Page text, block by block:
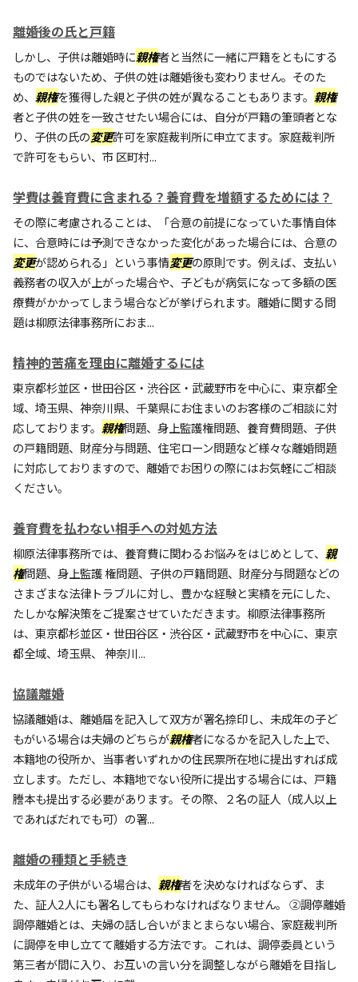
離婚後の氏と戸籍
しかし、子供は離婚時に親権者と当然に一緒に戸籍をともにする
ものではないため、子供の姓は離婚後も変わりません。そのた
め、 親権を獲得した親と子供の姓が異なることもあります。 親権
者と子供の姓を一致させたい場合には、自分が戸籍の筆頭者とな
り、子供の氏の変更許可を家庭裁判所に申立てます。家庭裁判所
で許可をもらい、市 区町村...
学費は養育費に含まれる？養育費を増額するためには？
その際に考慮されることは、「合意の前提になっていた事情自体
に、合意時には予測できなかった変化があった場合には、合意の
変更が認められる」という事情変更の原則です。例えば、支払い
義務者の収入が上がった場合や、子どもが病気になって多額の医
療費がかかってしまう場合などが挙げられます。離婚に関する問
題は柳原法律事務所におま...
精神的苦痛を理由に離婚するには
東京都杉並区・世田谷区・渋谷区・武蔵野市を中心に、東京都全
域、埼玉県、神奈川県、千葉県にお住まいのお客様のご相談に対
応しております。 親権問題、身上監護権問題、養育費問題、子供
の戸籍問題、財産分与問題、住宅ローン問題など様々な離婚問題
に対応しておりますので、離婚でお困りの際にはお気軽にご相談
ください。
養育費を払わない相手への対処方法
柳原法律事務所では、養育費に関わるお悩みをはじめとして、 親
権問題、身上監護 権問題、子供の戸籍問題、財産分与問題などの
さまざまな法律トラブルに対し、豊かな経験と実績を元にした、
たしかな解決策をご提案させていただきます。柳原法律事務所
は、東京都杉並区・世田谷区・渋谷区・武蔵野市を中心に、東京
都全域、埼玉県、 神奈川...
協議離婚
協議離婚は、離婚届を記入して双方が署名捺印し、未成年の子ど
もがいる場合は夫婦のどちらが親権者になるかを記入した上で、
本籍地の役所か、当事者いずれかの住民票所在地に提出すれば成
立します。ただし、本籍地でない役所に提出する場合には、戸籍
謄本も提出する必要があります。その際、２名の証人（成人以上
であればだれでも可）の署...
離婚の種類と手続き
未成年の子供がいる場合は、 親権者を決めなければならず、ま
た、証人2人にも署名してもらわなければなりません。 ②調停離婚
調停離婚とは、夫婦の話し合いがまとまらない場合、家庭裁判所
に調停を申し立てて離婚する方法です。これは、調停委員という
第三者が間に入り、お互いの言い分を調整しながら離婚を目指し